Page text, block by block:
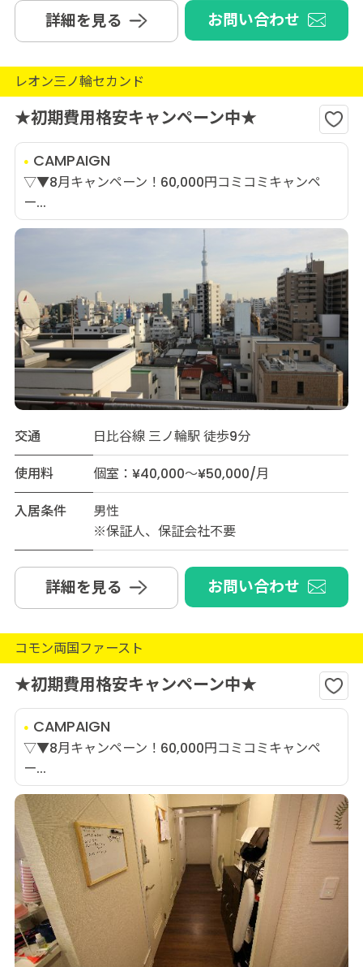
詳細を見る お問い合わせ
レオン三ノ輪セカンド
★初期費用格安キャンペーン中★
CAMPAIGN
▽▼8月キャンペーン！60,000円コミコミキャンペ
ー...
交通
日比谷線 三ノ輪駅 徒歩9分
使用料
個室：¥40,000～¥50,000/月
入居条件
男性
※保証人、保証会社不要
詳細を見る お問い合わせ
コモン両国ファースト
★初期費用格安キャンペーン中★
CAMPAIGN
▽▼8月キャンペーン！60,000円コミコミキャンペ
ー...